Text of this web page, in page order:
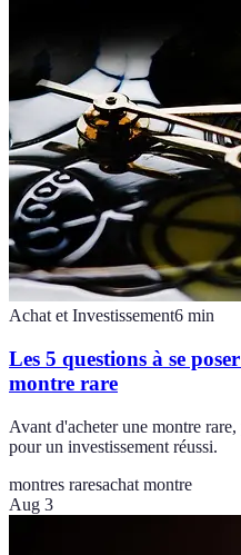
Achat et Investissement6 min
Les 5 questions à se
montre rare
Avant d'acheter une montre
pour un investissement réussi.
montres raresachat montre
Aug 3